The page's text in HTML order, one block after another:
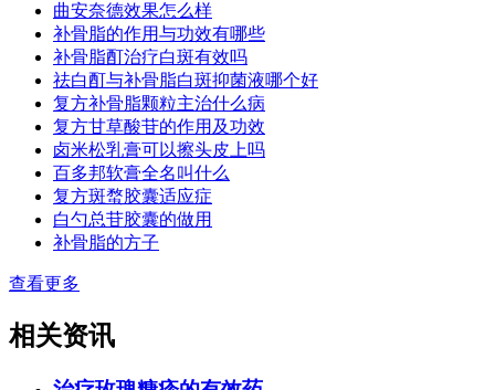
曲安奈德效果怎么样
补骨脂的作用与功效有哪些
补骨脂酊治疗白斑有效吗
祛白酊与补骨脂白斑抑菌液哪个好
复方补骨脂颗粒主治什么病
复方甘草酸苷的作用及功效
卤米松乳膏可以擦头皮上吗
百多邦软膏全名叫什么
复方斑蝥胶囊适应症
白勺总苷胶囊的做用
补骨脂的方子
查看更多
相关资讯